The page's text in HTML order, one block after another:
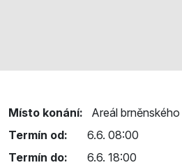
Místo konání:
Areál
Termín od:
6.6. 08:00
Termín do:
6.6. 18:00